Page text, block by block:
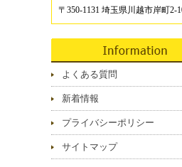
〒350-1131 埼玉県川越市岸町2-
よくある質問
新着情報
プライバシーポリシー
サイトマップ